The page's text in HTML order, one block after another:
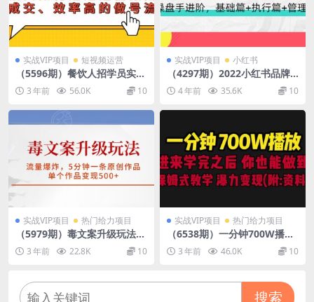
实战VIP项目 短视频运营
（5596期）餐饮人招学员实操
课，餐饮人如何通过短视频成
交，高成交、效率高的做号流
程
3 年前 56.0K 10
实战VIP项目 小红书
（4297期）2022小红书品牌
营销特训营：操盘手进阶，基
础篇+执行篇+管理篇（42节）
4 年前 35.6K 10
实战VIP项目 热门给力项目
（5979期）毒文案升级玩法，
流量爆炸，5分钟一条原创作
品，单个作品变现500+
3 年前 22.8K 10
实战VIP项目 热门给力项目
（6538期）一分钟700W播放
进来学完 你也能做到 保姆式
教学 暴力变现（教程+83G素
3 年前 46.0K 10
搜索